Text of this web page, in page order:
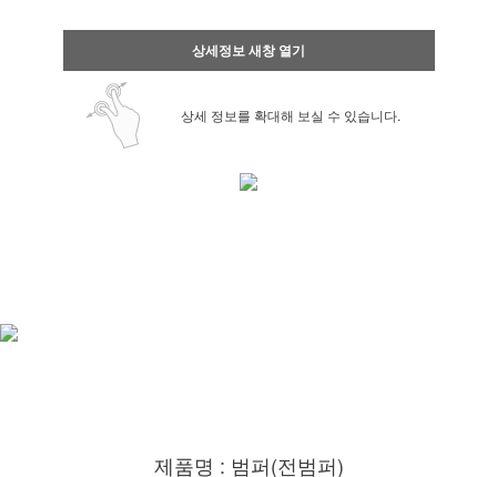
상세정보 새창 열기
상세 정보를 확대해 보실 수 있습니다.
제품명 : 범퍼(전범퍼)